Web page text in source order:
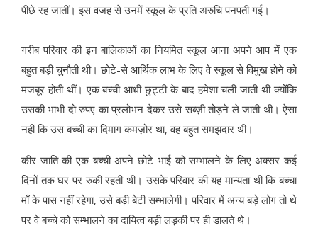
पीछे रह जातीं। इस वजह से उनमें स्कूल के प्रति अरुचि पनपती गई।
गरीब परिवार की इन बालिकाओं का नियमित स्कूल आना अपने आप में एक
बहुत बड़ी चुनौती थी। छोटे-से आर्थिक लाभ के लिए वे स्कूल से विमुख होने को
मजबूर होती थीं। एक बच्ची आधी छुट्टी के बाद हमेशा चली जाती थी क्योंकि
उसकी भाभी दो रुपए का प्रलोभन देकर उसे सब्ज़ी तोड़ने ले जाती थी। ऐसा
नहीं कि उस बच्ची का दिमाग कमज़ोर था, वह बहुत समझदार थी।
कीर जाति की एक बच्ची अपने छोटे भाई को सम्भालने के लिए अक्सर कई
दिनों तक घर पर रुकी रहती थी। उसके परिवार की यह मान्यता थी कि बच्चा
माँ के पास नहीं रहेगा, उसे बड़ी बेटी सम्भालेगी। परिवार में अन्य बड़े लोग तो थे
पर वे बच्चे को सम्भालने का दायित्व बड़ी लड़की पर ही डालते थे।